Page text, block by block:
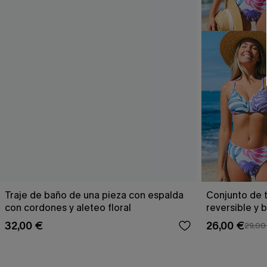
Traje de baño de una pieza con espalda
con cordones y aleteo floral
32,00 €
Conjunto de
reversible y
Escaping
26,00 €